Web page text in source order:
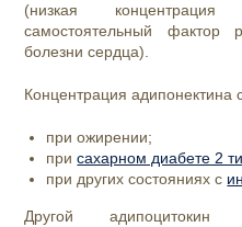
(низкая
самостоятельный фактор
болезни сердца).
Концентрация адипонектина
при ожирении;
присахарном диабете 2
при других состояниях с
Другой